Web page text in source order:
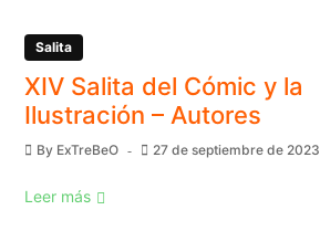
Salita
XIV Salita del Cómic y la
Ilustración – Autores
By ExTreBeO 27 de septiembre de 2023
Leer más